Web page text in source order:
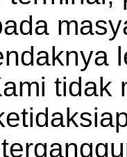
tidak